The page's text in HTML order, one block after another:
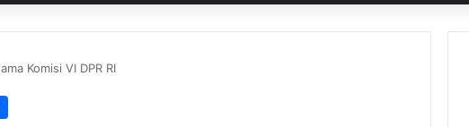
Komisi VI DPR RI